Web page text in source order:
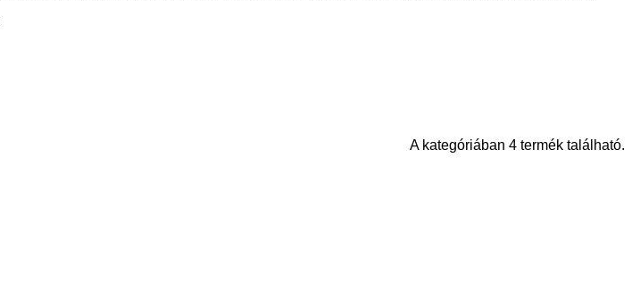
A kategóriában 4 termék található.